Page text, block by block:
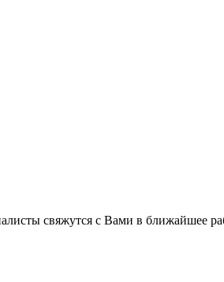
свяжутся с Вами в ближайшее